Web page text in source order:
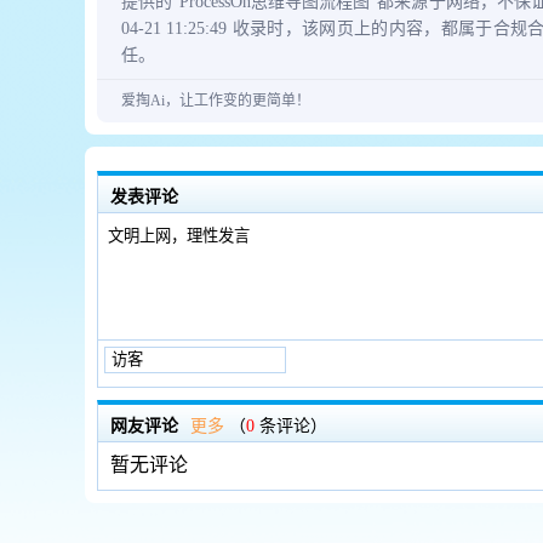
04-21 11:25:49 收录时，该网页上的内容，都属于合
任。
爱掏Ai，让工作变的更简单！
发表评论
更多
网友评论 （0 条评论）
暂无评论